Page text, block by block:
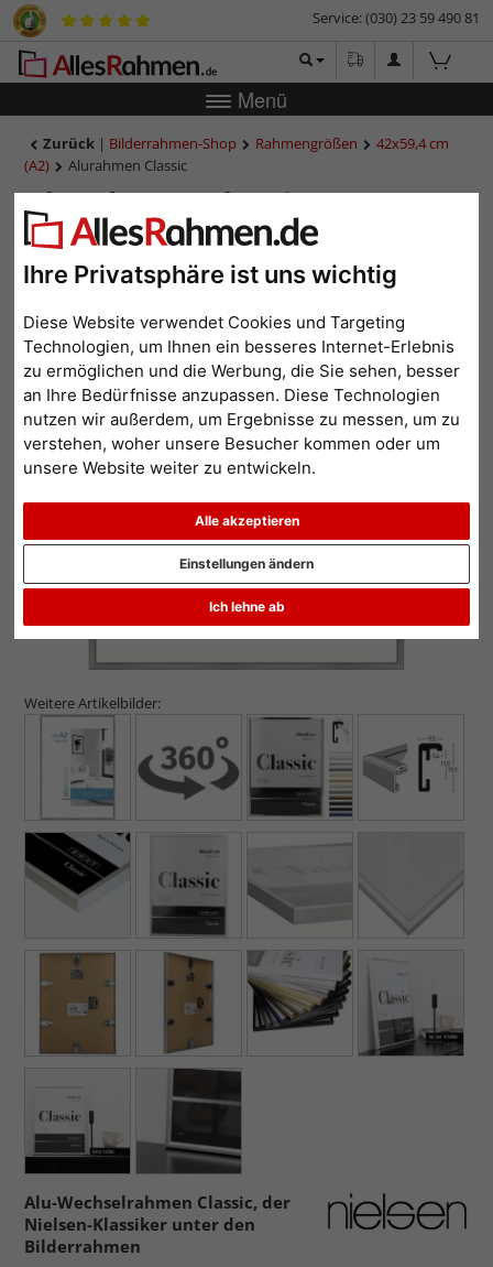
Ihre Privatsphäre ist uns wichtig
Diese Website verwendet Cookies und Targeting
Technologien, um Ihnen ein besseres Internet-Erlebnis
zu ermöglichen und die Werbung, die Sie sehen, besser
an Ihre Bedürfnisse anzupassen. Diese Technologien
nutzen wir außerdem, um Ergebnisse zu messen, um zu
verstehen, woher unsere Besucher kommen oder um
unsere Website weiter zu entwickeln.
Alle akzeptieren
Ich lehne ab
Einstellungen ändern
Service: (030) 23 59 490 81
Menü
Zurück | Bilderrahmen-Shop Rahmengrößen
42x59,4 cm
(A2)
Alurahmen Classic
Alurahmen Classic
Zurück
Weitere Artikelbilder:
Alu-Wechselrahmen Classic, der
Nielsen-Klassiker unter den
Bilderrahmen